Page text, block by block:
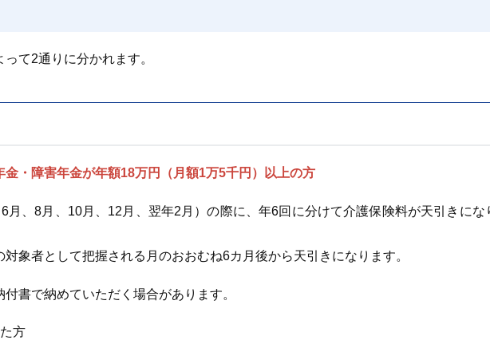
て2通りに分かれます。
・障害年金が年額18万円（月額1万5千円）以上の方
月、8月、10月、12月、翌年2月）の際に、年6回に分けて介護保険料が天引きにな
象者として把握される月のおおむね6カ月後から天引きになります。
書で納めていただく場合があります。
方